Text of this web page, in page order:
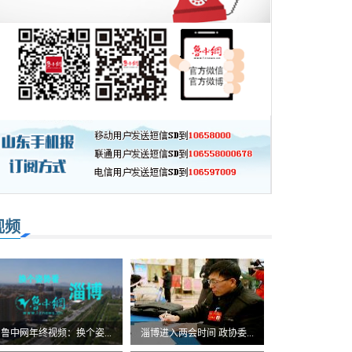
频
鲁中网年终视频：换个姿... 淄博进入两会时间 政协委...